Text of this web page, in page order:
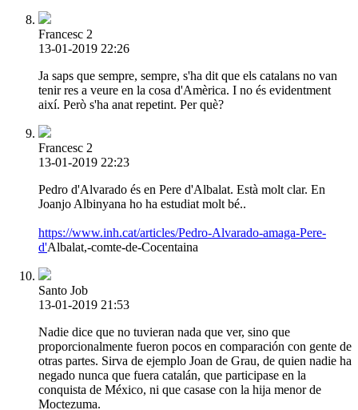
Francesc 2
13-01-2019 22:26
Ja saps que sempre, sempre, s'ha dit que els catalans no van
tenir res a veure en la cosa d'Amèrica. I no és evidentment
així. Però s'ha anat repetint. Per què?
Francesc 2
13-01-2019 22:23
Pedro d'Alvarado és en Pere d'Albalat. Està molt clar. En
Joanjo Albinyana ho ha estudiat molt bé..
https://www.inh.cat/articles/Pedro-Alvarado-amaga-Pere-
d'Albalat,-comte-de-Cocentaina
Santo Job
13-01-2019 21:53
Nadie dice que no tuvieran nada que ver, sino que
proporcionalmente fueron pocos en comparación con gente de
otras partes. Sirva de ejemplo Joan de Grau, de quien nadie ha
negado nunca que fuera catalán, que participase en la
conquista de México, ni que casase con la hija menor de
Moctezuma.